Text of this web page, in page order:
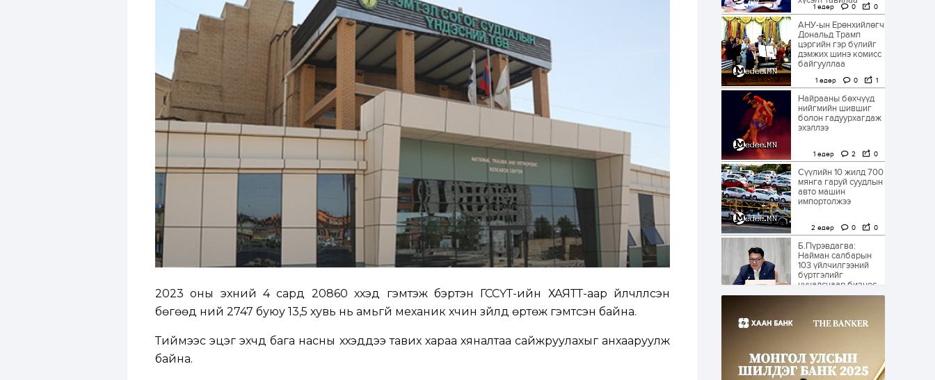
2023 оны эхний 4 сард 20860 хүүхэд гэмтэж бэртэн ГССҮТ-ийн ХАЯТТ-аар үйлчлүүлсэн
бөгөөд үүний 2747 буюу 13,5 хувь нь амьгүй механик хүчин зүйлд өртөж гэмтсэн байна.
Тиймээс эцэг эхчүүд бага насны хүүхэддээ тавих хараа хяналтаа сайжруулахыг анхааруулж
байна.
1 өдөр 0 0
АНУ-ын Ерөнхийлөгч
Дональд Трамп
цэргийн гэр бүлийг
дэмжих шинэ комисс
байгууллаа
1 өдөр 0 1
Найрааны бөхчүүд
нийгмийн шившиг
болон гадуурхагдаж
эхэллээ
1 өдөр 2 0
Сүүлийн 10 жилд 700
мянга гаруй суудлын
авто машин
импортолжээ
2 өдөр 0 0
Б.Пүрэвдагва:
Найман салбарын
103 үйлчилгээний
бүртгэлийг
цуцалснаар бизнес
эрхлэхэд таатай...
Долдугаар сард
709.503 зөрчил
2 өдөр 0 0